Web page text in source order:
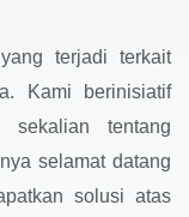
terjadi terkait
Kami berinisiatif
sekalian tentang
selamat datang
solusi atas